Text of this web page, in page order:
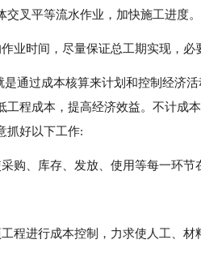
叉平等流水作业，加快施工进度。
业时间，尽量保证总工期实现，必
通过成本核算来计划和控制经济
工程成本，提高经济效益。不计成
抓好以下工作:
购、库存、发放、使用等每一环节
程进行成本控制，力求使人工、材